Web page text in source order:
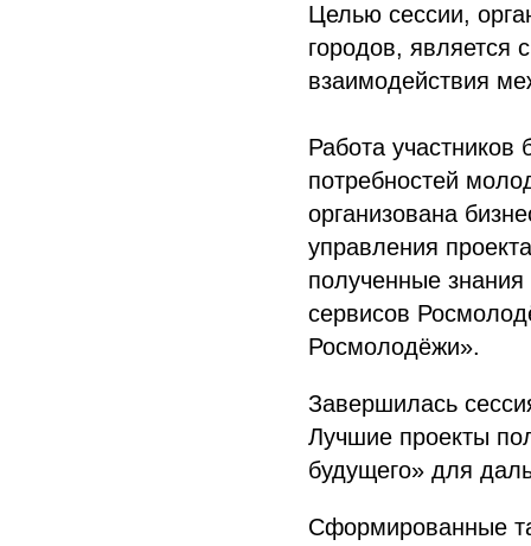
Целью сессии,
городов, является
взаимодействия
Работа
потребностей
организована
управления
полученные
сервисов
Росмолодёжи».
Завершилась
Лучшие проекты
будущего» для
Сформированные